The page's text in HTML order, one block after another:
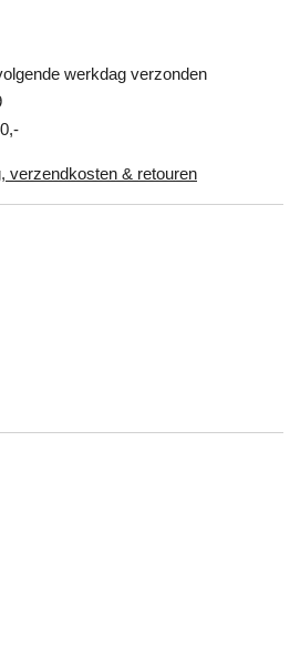
werkdag verzonden
verzendkosten & retouren